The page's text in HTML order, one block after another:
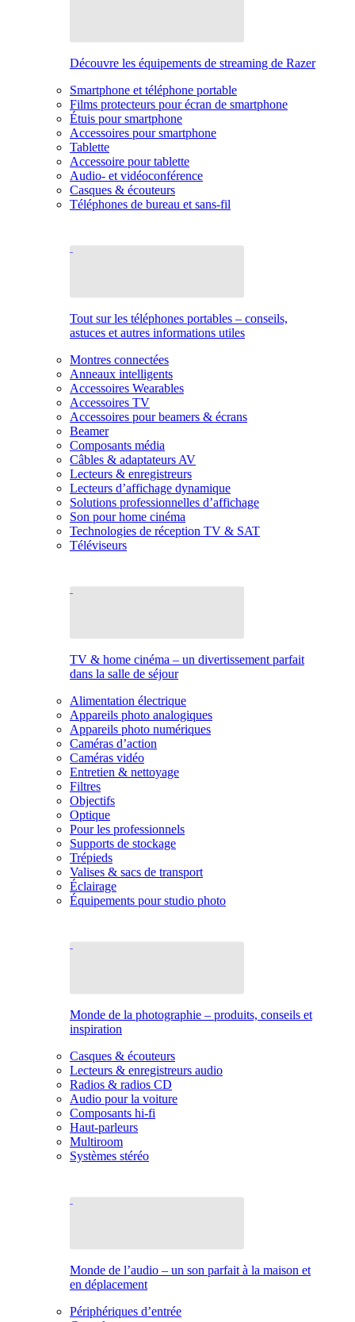
Découvre les équipements de streaming de Razer
Smartphone et téléphone portable
Films protecteurs pour écran de smartphone
Étuis pour smartphone
Accessoires pour smartphone
Tablette
Accessoire pour tablette
Audio- et vidéoconférence
Casques & écouteurs
Téléphones de bureau et sans-fil
Tout sur les téléphones portables – conseils,
astuces et autres informations utiles
Montres connectées
Anneaux intelligents
Accessoires Wearables
Accessoires TV
Accessoires pour beamers & écrans
Beamer
Composants média
Câbles & adaptateurs AV
Lecteurs & enregistreurs
Lecteurs d’affichage dynamique
Solutions professionnelles d’affichage
Son pour home cinéma
Technologies de réception TV & SAT
Téléviseurs
TV & home cinéma – un divertissement parfait
dans la salle de séjour
Alimentation électrique
Appareils photo analogiques
Appareils photo numériques
Caméras d’action
Caméras vidéo
Entretien & nettoyage
Filtres
Objectifs
Optique
Pour les professionnels
Supports de stockage
Trépieds
Valises & sacs de transport
Éclairage
Équipements pour studio photo
Monde de la photographie – produits, conseils et
inspiration
Casques & écouteurs
Lecteurs & enregistreurs audio
Radios & radios CD
Audio pour la voiture
Composants hi-fi
Haut-parleurs
Multiroom
Systèmes stéréo
Monde de l’audio – un son parfait à la maison et
en déplacement
Périphériques d’entrée